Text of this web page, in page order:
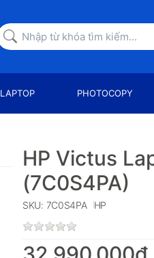
LAPTOP PHOTOCOPY
HP Victus
(7C0S4PA)
SKU: 7C0S4PA HP